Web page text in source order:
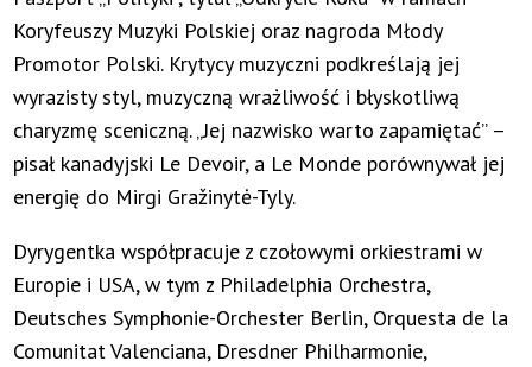
Koryfeuszy Muzyki Polskiej oraz nagroda Młody
Promotor Polski. Krytycy muzyczni podkreślają jej
wyrazisty styl, muzyczną wrażliwość i błyskotliwą
charyzmę sceniczną. „Jej nazwisko warto zapamiętać” –
pisał kanadyjski Le Devoir, a Le Monde porównywał jej
energię do Mirgi Gražinytė-Tyly.
Dyrygentka współpracuje z czołowymi orkiestrami w
Europie i USA, w tym z Philadelphia Orchestra,
Deutsches Symphonie-Orchester Berlin, Orquesta de la
Comunitat Valenciana, Dresdner Philharmonie,